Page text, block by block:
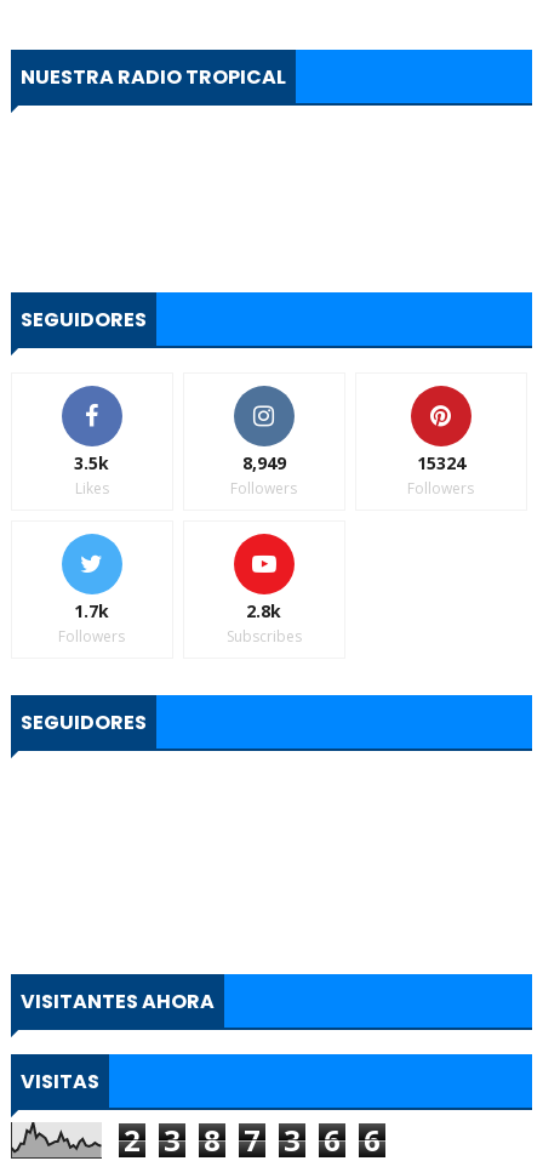
NUESTRA RADIO TROPICAL
SEGUIDORES
3.5k
Likes
8,949
Followers
15324
Followers
1.7k
Followers
2.8k
Subscribes
SEGUIDORES
VISITANTES AHORA
VISITAS
2 3 8 7 3 6 6